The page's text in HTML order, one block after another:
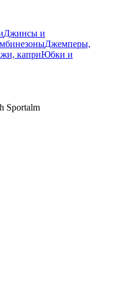
Джинсы и
Джемперы,
каприЮбки и
Sportalm